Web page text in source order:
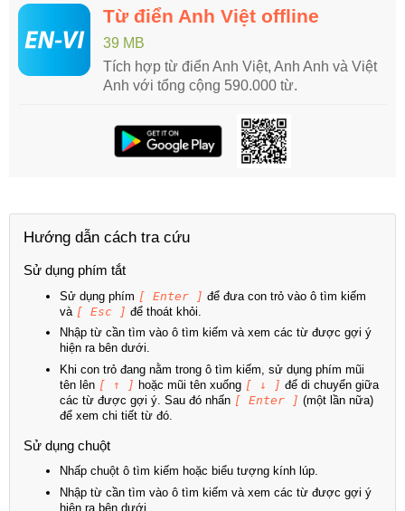
Từ điển Anh Việt offline
39 MB
Tích hợp từ điển Anh Việt, Anh Anh và Việt
Anh với tổng cộng 590.000 từ.
Hướng dẫn cách tra cứu
Sử dụng phím tắt
Sử dụng phím [ Enter ] để đưa con trỏ vào ô tìm kiếm
và [ Esc ] để thoát khỏi.
Nhập từ cần tìm vào ô tìm kiếm và xem các từ được gợi ý
hiện ra bên dưới.
Khi con trỏ đang nằm trong ô tìm kiếm, sử dụng phím mũi
tên lên [ ↑ ] hoặc mũi tên xuống [ ↓ ] để di chuyển giữa
các từ được gợi ý. Sau đó nhấn [ Enter ] (một lần nữa)
để xem chi tiết từ đó.
Sử dụng chuột
Nhấp chuột ô tìm kiếm hoặc biểu tượng kính lúp.
Nhập từ cần tìm vào ô tìm kiếm và xem các từ được gợi ý
hiện ra bên dưới.